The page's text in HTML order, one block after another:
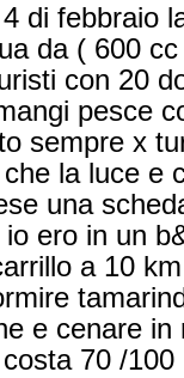
di febbraio
da ( 600
con 20
pesce
sempre x
la luce e
una
ero in un
a 10
e cenare in
70 /100